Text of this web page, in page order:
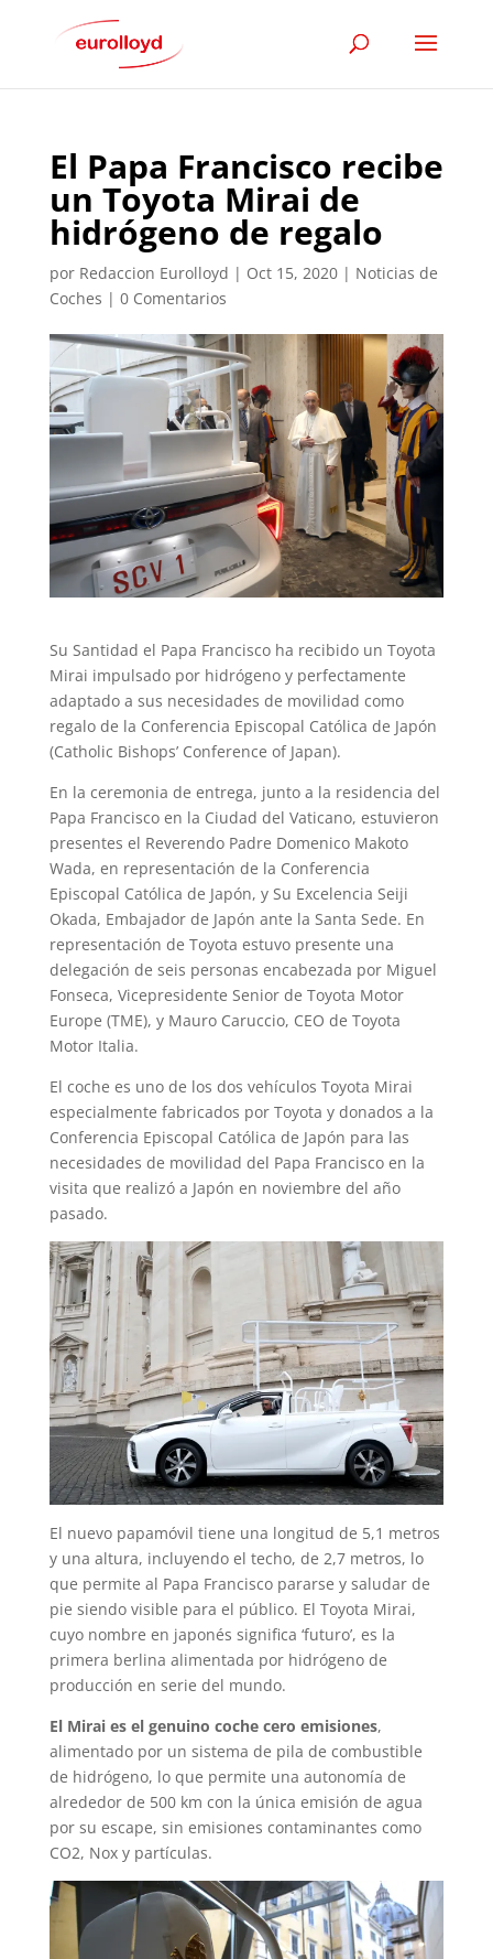
El Papa Francisco recibe
un Toyota Mirai de
hidrógeno de regalo
por Redaccion Eurolloyd | Oct 15, 2020| Noticias de
Coches | 0 Comentarios
Su Santidad el Papa Francisco ha recibido un Toyota
Mirai impulsado por hidrógeno y perfectamente
adaptado a sus necesidades de movilidad como
regalo de la Conferencia Episcopal Católica de Japón
(Catholic Bishops’ Conference of Japan).
En la ceremonia de entrega, junto a la residencia del
Papa Francisco en la Ciudad del Vaticano, estuvieron
presentes el Reverendo Padre Domenico Makoto
Wada, en representación de la Conferencia
Episcopal Católica de Japón, y Su Excelencia Seiji
Okada, Embajador de Japón ante la Santa Sede. En
representación de Toyota estuvo presente una
delegación de seis personas encabezada por Miguel
Fonseca, Vicepresidente Senior de Toyota Motor
Europe (TME), y Mauro Caruccio, CEO de Toyota
Motor Italia.
El coche es uno de los dos vehículos Toyota Mirai
especialmente fabricados por Toyota y donados a la
Conferencia Episcopal Católica de Japón para las
necesidades de movilidad del Papa Francisco en la
visita que realizó a Japón en noviembre del año
pasado.
El nuevo papamóvil tiene una longitud de 5,1 metros
y una altura, incluyendo el techo, de 2,7 metros, lo
que permite al Papa Francisco pararse y saludar de
pie siendo visible para el público. El Toyota Mirai,
cuyo nombre en japonés significa ‘futuro’, es la
primera berlina alimentada por hidrógeno de
producción en serie del mundo.
El Mirai es el genuino coche cero emisiones,
alimentado por un sistema de pila de combustible
de hidrógeno, lo que permite una autonomía de
alrededor de 500 km con la única emisión de agua
por su escape, sin emisiones contaminantes como
CO2, Nox y partículas.